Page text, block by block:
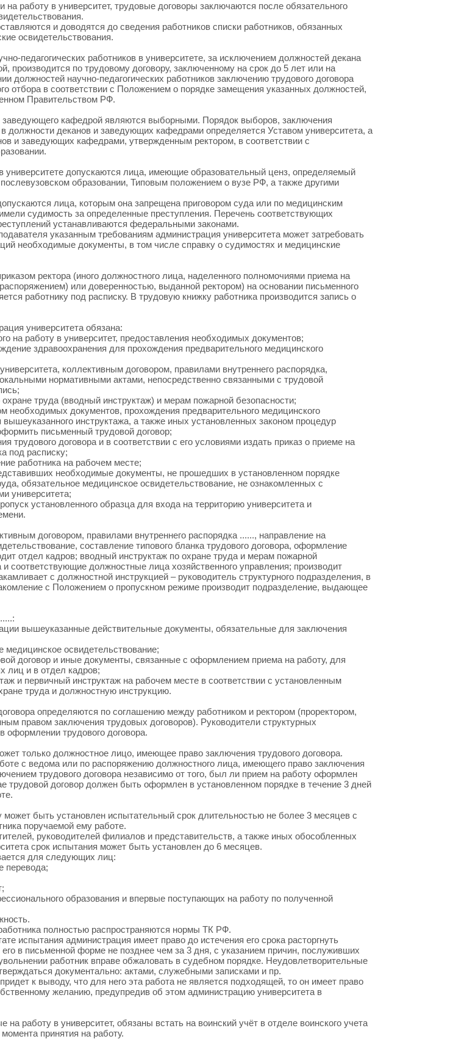
работу в университет, трудовые договоры заключаются после обязательного
и доводятся до сведения работников списки работников, обязанных
освидетельствования.
педагогических работников в университете, за исключением должностей декана
производится по трудовому договору, заключенному на срок до 5 лет или на
должностей научно-педагогических работников заключению трудового договора
отбора в соответствии с Положением о порядке замещения указанных должностей,
Правительством РФ.
заведующего кафедрой являются выборными. Порядок выборов, заключения
должности деканов и заведующих кафедрами определяется Уставом университета, а
и заведующих кафедрами, утвержденным ректором, в соответствии с
университете допускаются лица, имеющие образовательный ценз, определяемый
образовании, Типовым положением о вузе РФ, а также другими
лица, которым она запрещена приговором суда или по медицинским
судимость за определенные преступления. Перечень соответствующих
устанавливаются федеральными законами.
указанным требованиям администрация университета может затребовать
необходимые документы, в том числе справку о судимостях и медицинские
ректора (иного должностного лица, наделенного полномочиями приема на
или доверенностью, выданной ректором) на основании письменного
работнику под расписку. В трудовую книжку работника производится запись о
университета обязана:
на работу в университет, предоставления необходимых документов;
здравоохранения для прохождения предварительного медицинского
коллективным договором, правилами внутреннего распорядка,
нормативными актами, непосредственно связанными с трудовой
охране труда (вводный инструктаж) и мерам пожарной безопасности;
необходимых документов, прохождения предварительного медицинского
инструктажа, а также иных установленных законом процедур
письменный трудовой договор;
трудового договора и в соответствии с его условиями издать приказ о приеме на
под расписку;
работника на рабочем месте;
необходимые документы, не прошедших в установленном порядке
обязательное медицинское освидетельствование, не ознакомленных с
университета;
установленного образца для входа на территорию университета и
договором, правилами внутреннего распорядка ......, направление на
составление типового бланка трудового договора, оформление
отдел кадров; вводный инструктаж по охране труда и мерам пожарной
соответствующие должностные лица хозяйственного управления; производит
с должностной инструкцией – руководитель структурного подразделения, в
с Положением о пропускном режиме производит подразделение, выдающее
вышеуказанные действительные документы, обязательные для заключения
освидетельствование;
и иные документы, связанные с оформлением приема на работу, для
лиц и в отдел кадров;
первичный инструктаж на рабочем месте в соответствии с установленным
труда и должностную инструкцию.
определяются по соглашению между работником и ректором (проректором,
правом заключения трудовых договоров). Руководители структурных
оформлении трудового договора.
только должностное лицо, имеющее право заключения трудового договора.
с ведома или по распоряжению должностного лица, имеющего право заключения
трудового договора независимо от того, был ли прием на работу оформлен
договор должен быть оформлен в установленном порядке в течение 3 дней
может быть установлен испытательный срок длительностью не более 3 месяцев с
поручаемой ему работе.
руководителей филиалов и представительств, а также иных обособленных
срок испытания может быть установлен до 6 месяцев.
для следующих лиц:
перевода;
образования и впервые поступающих на работу по полученной
полностью распространяются нормы ТК РФ.
испытания администрация имеет право до истечения его срока расторгнуть
в письменной форме не позднее чем за 3 дня, с указанием причин, послуживших
работник вправе обжаловать в судебном порядке. Неудовлетворительные
документально: актами, служебными записками и пр.
к выводу, что для него эта работа не является подходящей, то он имеет право
желанию, предупредив об этом администрацию университета в
работу в университет, обязаны встать на воинский учёт в отделе воинского учета
принятия на работу.